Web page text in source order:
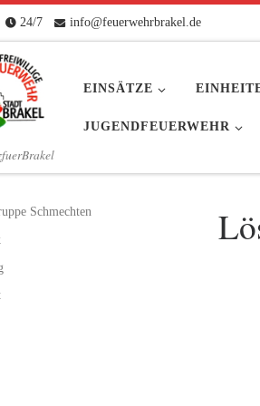
24/7 info@feuerwehrbrakel.de
EINSÄTZE
JUGENDFEUERWEHR
Schmechten